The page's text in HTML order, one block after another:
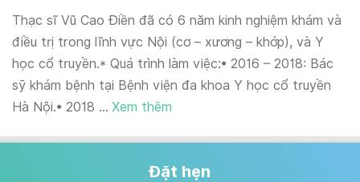
Thạc sĩ Vũ Cao Điền đã có 6 năm kinh nghiệm khám và
điều trị trong lĩnh vực Nội (cơ – xương – khớp), và Y
học cổ truyền.* Quá trình làm việc:• 2016 – 2018: Bác
sỹ khám bệnh tại Bệnh viện đa khoa Y học cổ truyền
Hà Nội.• 2018 ... Xem thêm
Đặt hẹn